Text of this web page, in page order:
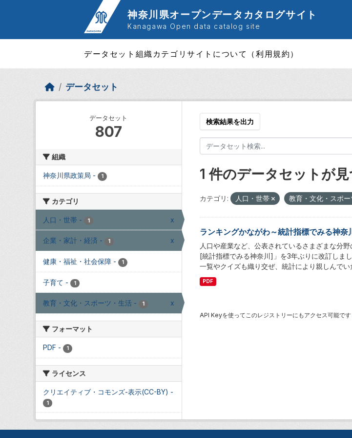
神奈川県オープンデータカタログサイト
Kanagawa Open data catalog site
データセット 組織 カテゴリサイトについて（利用規約）
データセット
データセット
807
組織
神奈川県政策局 - 1
カテゴリ
人口・世帯 - 1 x
企業・家計・経済 - 1 x
健康・福祉・社会保障 - 1
子育て - 1
教育・文化・スポーツ・生活 - 1 x
フォーマット
PDF - 1
ライセンス
クリエイティブ・コモンズ-表示(CC-BY) -
1
検索結果を出力
1 件のデータセットが
カテゴリ: 人口・世帯 教育・文化・スポ
ランキングかながわ～統計指標でみる神奈
人口や産業など、公表されているさまざまな分
[統計指標でみる神奈川]」を3年ぶりに改訂しま
一覧やクイズも織り交ぜ、統計により親しんでい
PDF
API Keyを使ってこのレジストリーにもアクセス可能です